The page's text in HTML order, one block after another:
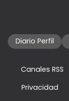
Diario Perfil
Canales RSS
Privacidad